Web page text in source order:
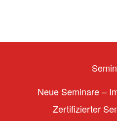
Neue Seminare –
Zertifizierter